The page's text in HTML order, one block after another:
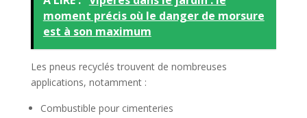
moment précis où le danger de morsure
est à son maximum
Les pneus recyclés trouvent de nombreuses
applications, notamment :
Combustible pour cimenteries